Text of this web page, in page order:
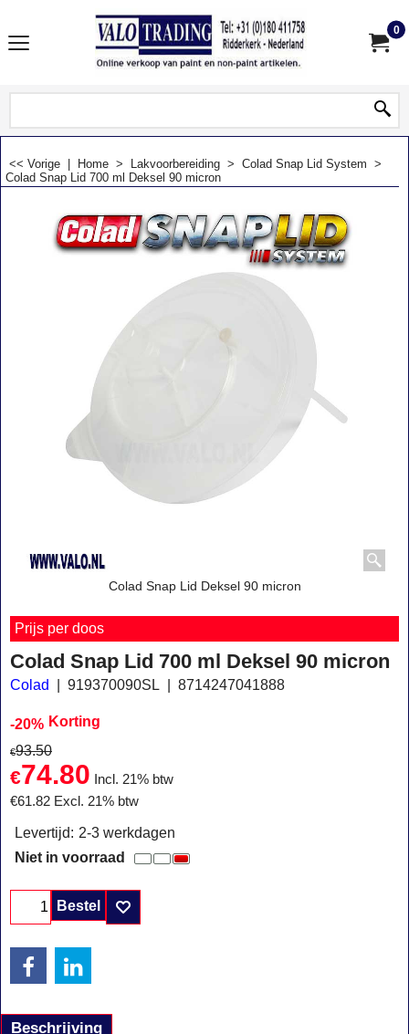
0
<< Vorige Home > Lakvoorbereiding > Colad Snap Lid System >
Colad Snap Lid 700 ml Deksel 90 micron
Colad Snap Lid Deksel 90 micron
Prijs per doos
Colad Snap Lid 700 ml Deksel 90 micron
Colad 919370090SL 8714247041888
-20% Korting
€93.50
€74.80
Incl. 21% btw
€61.82 Excl. 21% btw
Levertijd: 2-3 werkdagen
Niet in voorraad
Bestel
Beschrijving